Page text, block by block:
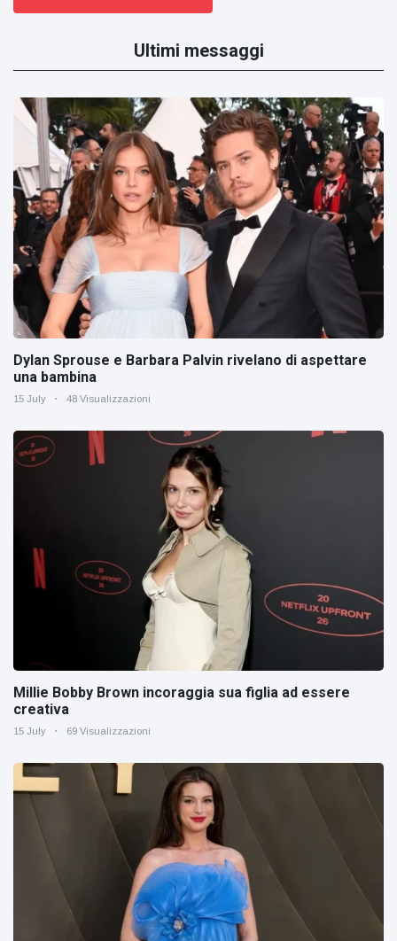
Ultimi messaggi
Dylan Sprouse e Barbara Palvin rivelano di aspettare
una bambina
15 July 48 Visualizzazioni
Millie Bobby Brown incoraggia sua figlia ad essere
creativa
15 July 69 Visualizzazioni